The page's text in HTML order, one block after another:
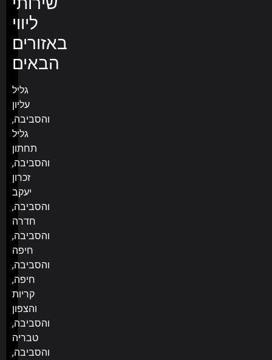
ליווי
באזורים
הבאים
גליל
עליון
והסביבה,
גליל
תחתון
והסביבה,
זכרון
יעקב
והסביבה,
חדרה
והסביבה,
חיפה
והסביבה,
חיפה,
קריות
והצפון
והסביבה,
טבריה
והסביבה,